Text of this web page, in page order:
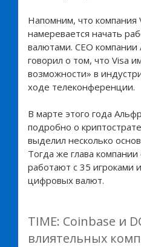
Напомним, что компания
намеревается начать
валютами. СЕО
говорил о том, что Visa
возможности» в
ходе телеконференции.
В марте этого года
подробно о
выделил несколько
Тогда же глава
работают с 35 игроками
цифровых валют.
TIME: Coinbase и
влиятельных